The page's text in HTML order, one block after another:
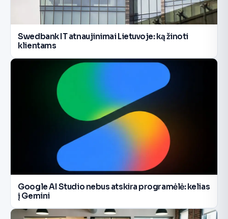
Swedbank IT atnaujinimai Lietuvoje: ką žinoti
klientams
Google AI Studio nebus atskira programėlė: kelias
į Gemini